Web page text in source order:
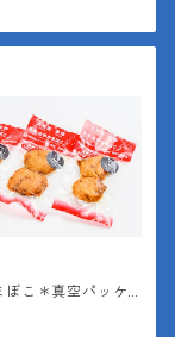
ぼこ＊真空パッケ
枚入り＊１枚約4